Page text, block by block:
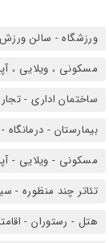
ورزشگاه - سالن
مسکونی ، ویلایی ،
ساختمان اداری -
بیمارستان - درمانگاه
مسکونی - ویلایی -
تئاتر چند منظوره -
هتل - رستوران -